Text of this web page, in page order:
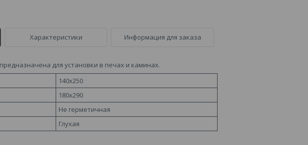
Характеристики Информация для заказа
для установки в печах и каминах.
140х250
180х290
Не герметичная
Глухая